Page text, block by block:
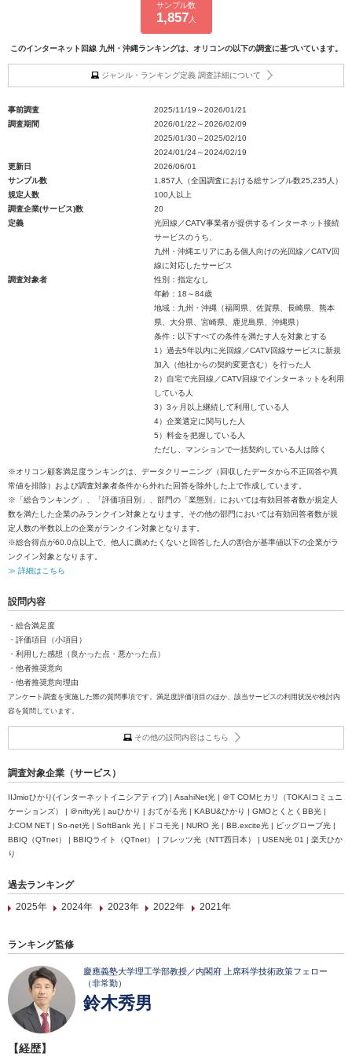
サンプル数
1,857 人
このインターネット回線 九州・沖縄ランキングは、オリコンの以下の調査に基づいています。
ジャンル・ランキング定義 調査詳細について
事前調査
2025/11/19～2026/01/21
調査期間
2026/01/22～2026/02/09
2025/01/30～2025/02/10
2024/01/24～2024/02/19
更新日
2026/06/01
サンプル数
1,857人（全国調査における総サンプル数25,235人）
規定人数
100人以上
調査企業(サービス)数
20
定義
光回線／CATV事業者が提供するインターネット接続
サービスのうち、
九州・沖縄エリアにある個人向けの光回線／CATV回
線に対応したサービス
調査対象者
性別：指定なし
年齢：18～84歳
地域：九州・沖縄（福岡県、佐賀県、長崎県、熊本
県、大分県、宮崎県、鹿児島県、沖縄県）
条件：以下すべての条件を満たす人を対象とする
1）過去5年以内に光回線／CATV回線サービスに新規
加入（他社からの契約変更含む）を行った人
2）自宅で光回線／CATV回線でインターネットを利用
している人
3）3ヶ月以上継続して利用している人
4）企業選定に関与した人
5）料金を把握している人
ただし、マンションで一括契約している人は除く
※オリコン顧客満足度ランキングは、データクリーニング（回収したデータから不正回答や異
常値を排除）および調査対象者条件から外れた回答を除外した上で作成しています。
※「総合ランキング」、「評価項目別」、部門の「業態別」においては有効回答者数が規定人
数を満たした企業のみランクイン対象となります。その他の部門においては有効回答者数が規
定人数の半数以上の企業がランクイン対象となります。
※総合得点が60.0点以上で、他人に薦めたくないと回答した人の割合が基準値以下の企業がラ
ンクイン対象となります。
≫ 詳細はこちら
設問内容
・総合満足度
・評価項目（小項目）
・利用した感想（良かった点・悪かった点）
・他者推奨意向
・他者推奨意向理由
アンケート調査を実施した際の質問事項です。満足度評価項目のほか、該当サービスの利用状況や検討内
容を質問しています。
その他の設問内容はこちら
調査対象企業（サービス）
IIJmioひかり(インターネットイニシアティブ) | AsahiNet光 | ＠T COMヒカリ（TOKAIコミュニ
ケーションズ） | ＠nifty光 | auひかり | おてがる光 | KABU&ひかり | GMOとくとくBB光 |
J:COM NET | So-net光 | SoftBank 光 | ドコモ光 | NURO 光 | BB.excite光 | ビッグローブ光 |
BBIQ（QTnet） | BBIQライト（QTnet） | フレッツ光（NTT西日本） | USEN光 01 | 楽天ひか
り
過去ランキング
2025年
2024年 2023年 2022年 2021年
ランキング監修
慶應義塾大学理工学部教授／内閣府 上席科学技術政策フェロー
（非常勤）
鈴木秀男
【経歴】